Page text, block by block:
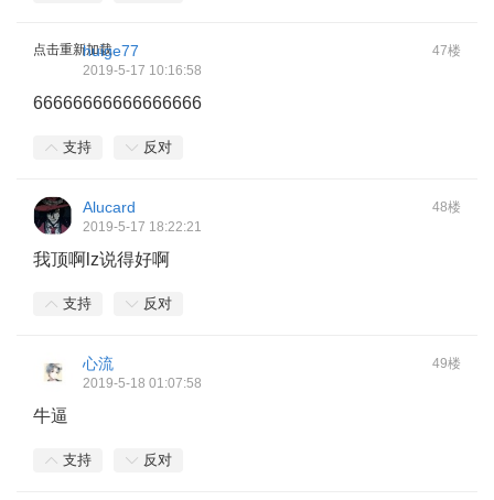
点击重新加载 47楼
huige77
2019-5-17 10:16:58
66666666666666666
支持 反对
48楼
Alucard
2019-5-17 18:22:21
我顶啊lz说得好啊
支持 反对
49楼
心流
2019-5-18 01:07:58
牛逼
支持 反对